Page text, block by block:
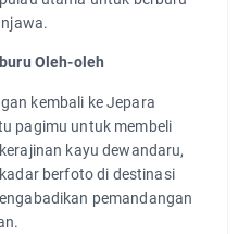
Oleh-oleh
kembali ke Jepara
pagimu untuk membeli
kayu dewandaru,
berfoto di destinasi
pemandangan